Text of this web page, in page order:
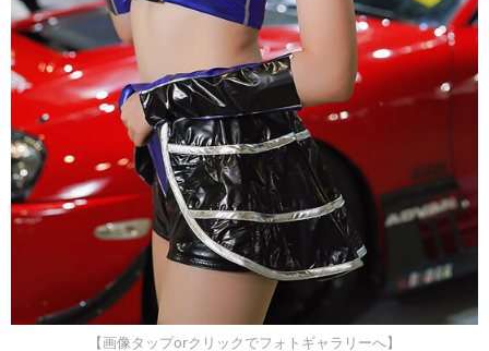
【画像タップorクリックでフォトギャラリーへ】